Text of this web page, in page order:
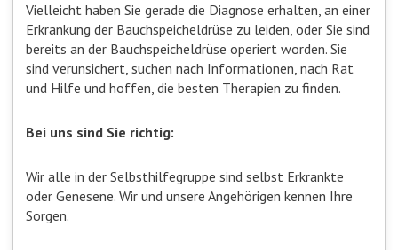
Vielleicht haben Sie gerade die Diagnose erhalten, an einer
Erkrankung der Bauchspeicheldrüse zu leiden, oder Sie sind
bereits an der Bauchspeicheldrüse operiert worden. Sie
sind verunsichert, suchen nach Informationen, nach Rat
und Hilfe und hoffen, die besten Therapien zu finden.
Bei uns sind Sie richtig:
Wir alle in der Selbsthilfegruppe sind selbst Erkrankte
oder Genesene. Wir und unsere Angehörigen kennen Ihre
Sorgen.